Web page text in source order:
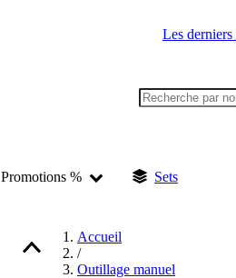
Les
Promotions % Sets
Accueil
/
Outillage manuel